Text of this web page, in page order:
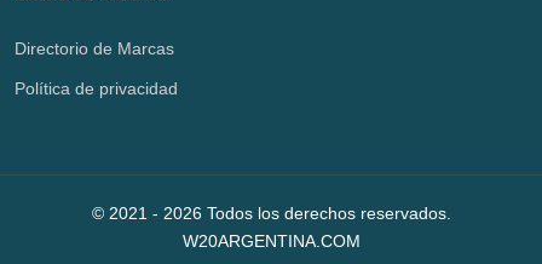
Directorio de Marcas
Política de privacidad
© 2021 - 2026 Todos los derechos reservados.
W20ARGENTINA.COM